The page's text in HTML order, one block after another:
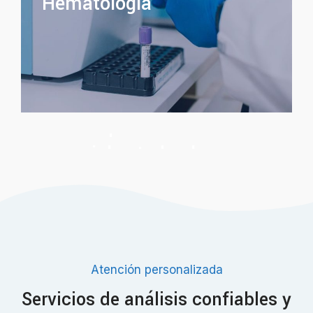
Atención personalizada
Servicios de análisis confiables y